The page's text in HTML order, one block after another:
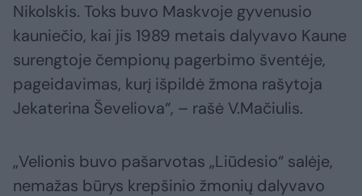
Nikolskis. Toks buvo Maskvoje gyvenusio
kauniečio, kai jis 1989 metais dalyvavo Kaune
surengtoje čempionų pagerbimo šventėje,
pageidavimas, kurį išpildė žmona rašytoja
Jekaterina Ševeliova“, – rašė V.Mačiulis.
„Velionis buvo pašarvotas „Liūdesio“ salėje,
nemažas būrys krepšinio žmonių dalyvavo